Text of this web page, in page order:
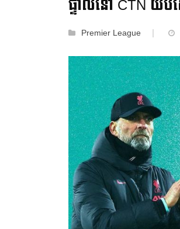
ផ្ទាល់នៅ CTN យប់
Premier League